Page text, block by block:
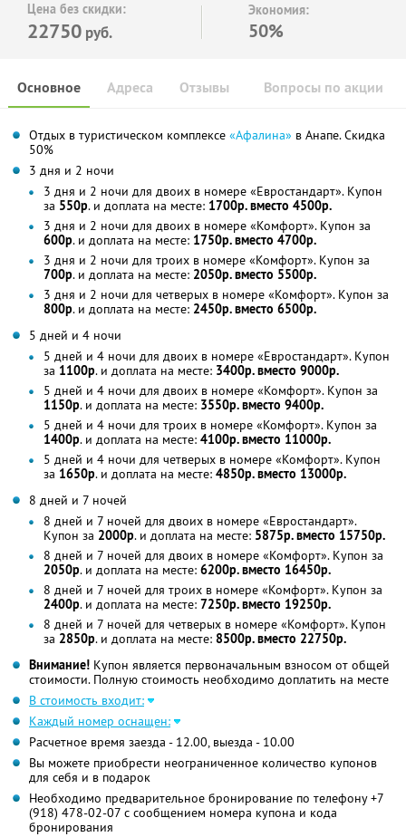
Цена без скидки:
22750 руб.
Экономия:
50%
Основное Отзывы Вопросы по акции
Адреса
Отдых в туристическом комплексе «Афалина» в Анапе. Скидка
50%
3 дня и 2 ночи
3 дня и 2 ночи для двоих в номере «Евростандарт». Купон
за 550р. и доплата на месте: 1700р. вместо 4500р.
3 дня и 2 ночи для двоих в номере «Комфорт». Купон за
600р. и доплата на месте: 1750р. вместо 4700р.
3 дня и 2 ночи для троих в номере «Комфорт». Купон за
700р. и доплата на месте: 2050р. вместо 5500р.
3 дня и 2 ночи для четверых в номере «Комфорт». Купон за
800р. и доплата на месте: 2450р. вместо 6500р.
5 дней и 4 ночи
5 дней и 4 ночи для двоих в номере «Евростандарт». Купон
за 1100р. и доплата на месте: 3400р. вместо 9000р.
5 дней и 4 ночи для двоих в номере «Комфорт». Купон за
1150р. и доплата на месте: 3550р. вместо 9400р.
5 дней и 4 ночи для троих в номере «Комфорт». Купон за
1400р. и доплата на месте: 4100р. вместо 11000р.
5 дней и 4 ночи для четверых в номере «Комфорт». Купон
за 1650р. и доплата на месте: 4850р. вместо 13000р.
8 дней и 7 ночей
8 дней и 7 ночей для двоих в номере «Евростандарт».
Купон за 2000р. и доплата на месте: 5875р. вместо 15750р.
8 дней и 7 ночей для двоих в номере «Комфорт». Купон за
2050р. и доплата на месте: 6200р. вместо 16450р.
8 дней и 7 ночей для троих в номере «Комфорт». Купон за
2400р. и доплата на месте: 7250р. вместо 19250р.
8 дней и 7 ночей для четверых в номере «Комфорт». Купон
за 2850р. и доплата на месте: 8500р. вместо 22750р.
Внимание! Купон является первоначальным взносом от общей
стоимости. Полную стоимость необходимо доплатить на месте
В стоимость входит:
Каждый номер оснащен:
Расчетное время заезда - 12.00, выезда - 10.00
Вы можете приобрести неограниченное количество купонов
для себя и в подарок
Необходимо предварительное бронирование по телефону +7
(918) 478-02-07 с сообщением номера купона и кода
бронирования